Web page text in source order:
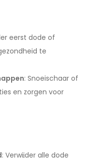
eerst dode of
te
: Snoeischaar of
en zorgen voor
: Verwijder alle dode